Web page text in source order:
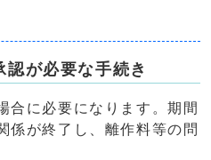
認が必要な手続き
合に必要になります。期間
係が終了し、離作料等の問